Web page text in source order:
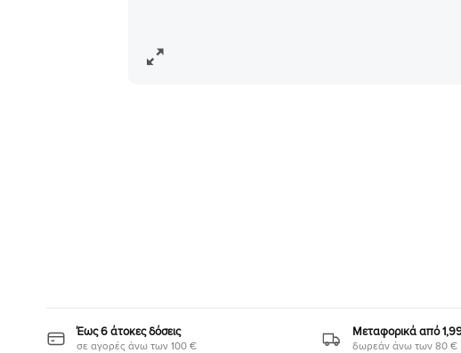
Έως 6 άτοκες δόσεις
σε αγορές άνω των 100 €
Μεταφορικά από
δωρεάν άνω των 80 €